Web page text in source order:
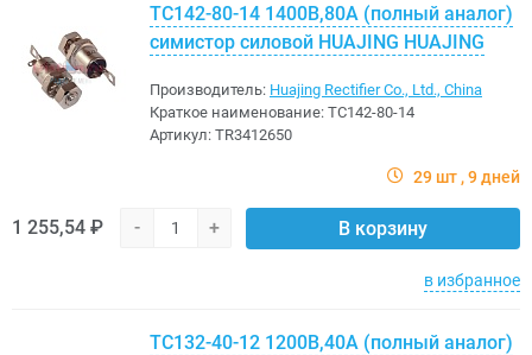
ТС142-80-14 1400В,80A (полный аналог)
симистор силовой HUAJING HUAJING
Производитель: Huajing Rectifier Co., Ltd., China
Краткое наименование: ТС142-80-14
Артикул: TR3412650
29 шт 9 дней
1 255,54 ₽ - + В корзину
в избранное
ТС132-40-12 1200В,40A (полный аналог)